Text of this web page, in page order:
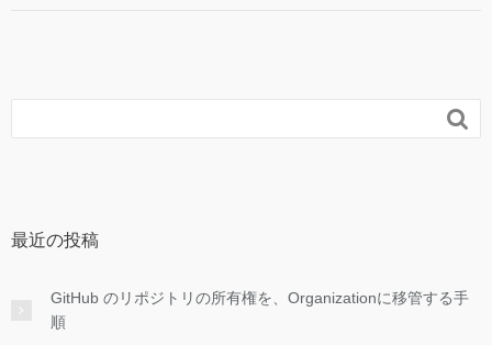

最近の投稿
GitHub のリポジトリの所有権を、Organizationに移管する手
順